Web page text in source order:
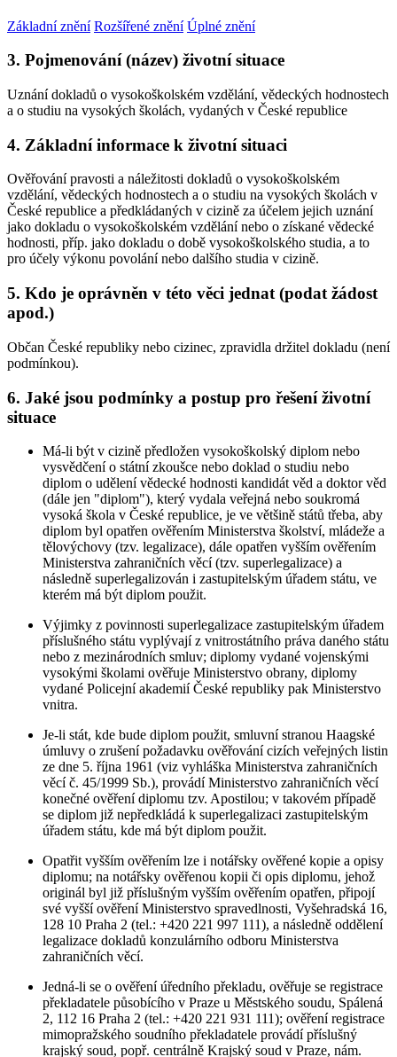
Základní znění Rozšířené znění Úplné znění
3. Pojmenování (název) životní situace
Uznání dokladů o vysokoškolském vzdělání, vědeckých hodnostech
a o studiu na vysokých školách, vydaných v České republice
4. Základní informace k životní situaci
Ověřování pravosti a náležitosti dokladů o vysokoškolském
vzdělání, vědeckých hodnostech a o studiu na vysokých školách v
České republice a předkládaných v cizině za účelem jejich uznání
jako dokladu o vysokoškolském vzdělání nebo o získané vědecké
hodnosti, příp. jako dokladu o době vysokoškolského studia, a to
pro účely výkonu povolání nebo dalšího studia v cizině.
5. Kdo je oprávněn v této věci jednat (podat žádost
apod.)
Občan České republiky nebo cizinec, zpravidla držitel dokladu (není
podmínkou).
6. Jaké jsou podmínky a postup pro řešení životní
situace
Má-li být v cizině předložen vysokoškolský diplom nebo
vysvědčení o státní zkoušce nebo doklad o studiu nebo
diplom o udělení vědecké hodnosti kandidát věd a doktor věd
(dále jen "diplom"), který vydala veřejná nebo soukromá
vysoká škola v České republice, je ve většině států třeba, aby
diplom byl opatřen ověřením Ministerstva školství, mládeže a
tělovýchovy (tzv. legalizace), dále opatřen vyšším ověřením
Ministerstva zahraničních věcí (tzv. superlegalizace) a
následně superlegalizován i zastupitelským úřadem státu, ve
kterém má být diplom použit.
Výjimky z povinnosti superlegalizace zastupitelským úřadem
příslušného státu vyplývají z vnitrostátního práva daného státu
nebo z mezinárodních smluv; diplomy vydané vojenskými
vysokými školami ověřuje Ministerstvo obrany, diplomy
vydané Policejní akademií České republiky pak Ministerstvo
vnitra.
Je-li stát, kde bude diplom použit, smluvní stranou Haagské
úmluvy o zrušení požadavku ověřování cizích veřejných listin
ze dne 5. října 1961 (viz vyhláška Ministerstva zahraničních
věcí č. 45/1999 Sb.), provádí Ministerstvo zahraničních věcí
konečné ověření diplomu tzv. Apostilou; v takovém případě
se diplom již nepředkládá k superlegalizaci zastupitelským
úřadem státu, kde má být diplom použit.
Opatřit vyšším ověřením lze i notářsky ověřené kopie a opisy
diplomu; na notářsky ověřenou kopii či opis diplomu, jehož
originál byl již příslušným vyšším ověřením opatřen, připojí
své vyšší ověření Ministerstvo spravedlnosti, Vyšehradská 16,
128 10 Praha 2 (tel.: +420 221 997 111), a následně oddělení
legalizace dokladů konzulárního odboru Ministerstva
zahraničních věcí.
Jedná-li se o ověření úředního překladu, ověřuje se registrace
překladatele působícího v Praze u Městského soudu, Spálená
2, 112 16 Praha 2 (tel.: +420 221 931 111); ověření registrace
mimopražského soudního překladatele provádí příslušný
krajský soud, popř. centrálně Krajský soud v Praze, nám.